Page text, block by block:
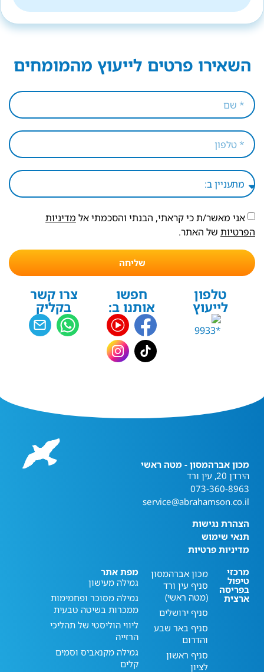
השאירו פרטים לייעוץ מהמומחים
אני מאשר/ת כי קראתי, הבנתי והסכמתי אל מדיניות
הפרטיות של האתר.
שליחה
טלפון
לייעוץ
חפשו
אותנו ב:
צרו קשר
בקליק
מכון אברהמסון - מטה ראשי
הירדן 20, עין ורד
073-360-8963
service@abrahamson.co.il
הצהרת נגישות
תנאי שימוש
מדיניות פרטיות
מרכזי
טיפול
בפריסה
ארצית
מכון אברהמסון
סניף עין ורד
(מטה ראשי)
סניף ירושלים
סניף באר שבע
והדרום
סניף ראשון
לציון
מפת אתר
גמילה מעישון
גמילה מסוכר ופחמימות
ממכרות בשיטה טבעית
ליווי הוליסטי של תהליכי
הרזייה
גמילה מקנאביס וסמים
קלים